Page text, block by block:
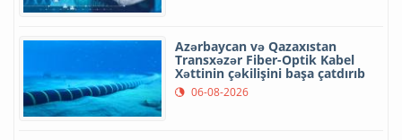
Azərbaycan və Qazaxıstan
Transxəzər Fiber-Optik Kabel
Xəttinin çəkilişini başa çatdırıb
06-08-2026